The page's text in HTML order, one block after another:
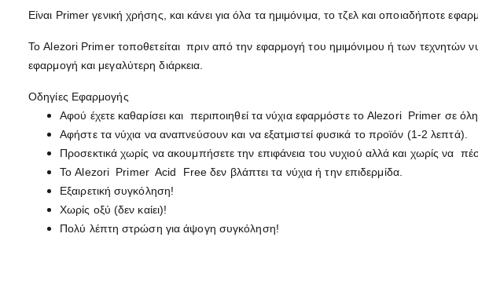
Είναι Primer γενική χρήσης, και κάνει για όλα τα ημιμόνιμα, το τζελ και οποιαδήποτε
Το Alezori Primer τοποθετείται πριν από την εφαρμογή του ημιμόνιμου ή των τεχνητών
εφαρμογή και μεγαλύτερη διάρκεια.
Οδηγίες Εφαρμογής
Αφού έχετε καθαρίσει και περιποιηθεί τα νύχια εφαρμόστε το Alezori Primer σε όλη
Αφήστε τα νύχια να αναπνεύσουν και να εξατμιστεί φυσικά το προϊόν (1-2 λεπτά).
Προσεκτικά χωρίς να ακουμπήσετε την επιφάνεια του νυχιού αλλά και χωρίς να
Το Alezori Primer Acid Free δεν βλάπτει τα νύχια ή την επιδερμίδα.
Εξαιρετική συγκόληση!
Χωρίς οξύ (δεν καίει)!
Πολύ λέπτη στρώση για άψογη συγκόληση!